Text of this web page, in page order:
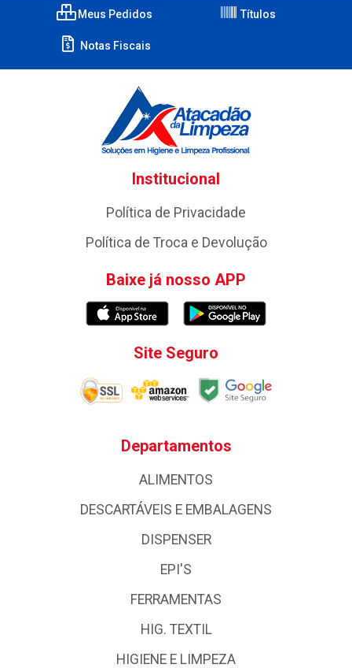
Meus Pedidos Títulos
Notas Fiscais
Institucional
Política de Privacidade
Política de Troca e Devolução
Baixe já nosso APP
Site Seguro
Departamentos
ALIMENTOS
DESCARTÁVEIS E EMBALAGENS
DISPENSER
EPI'S
FERRAMENTAS
HIG. TEXTIL
HIGIENE E LIMPEZA